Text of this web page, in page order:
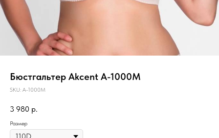
Бюстгальтер Akcent A-1000M
SKU: A-1000M
3 980 р.
Размер